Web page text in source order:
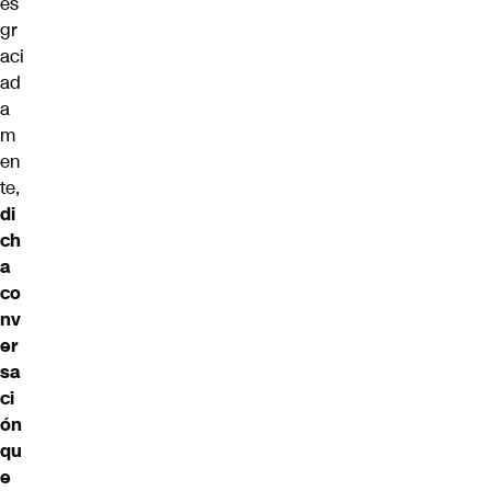
gr
aci
ad
a
m
en
te,
di
ch
a
co
nv
er
sa
ci
ón
qu
e